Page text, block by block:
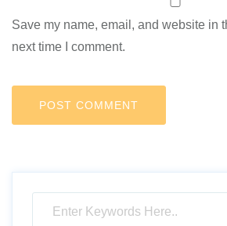
Save my name, email, and website in
next time I comment.